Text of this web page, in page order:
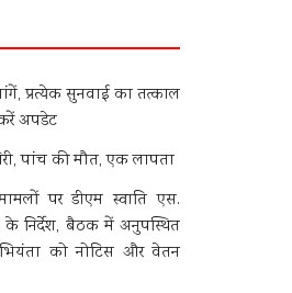
प्रत्येक सुनवाई का तत्काल
अपडेट
पांच की मौत, एक लापता
पर डीएम स्वाति एस.
के निर्देश, बैठक में अनुपस्थित
को नोटिस और वेतन